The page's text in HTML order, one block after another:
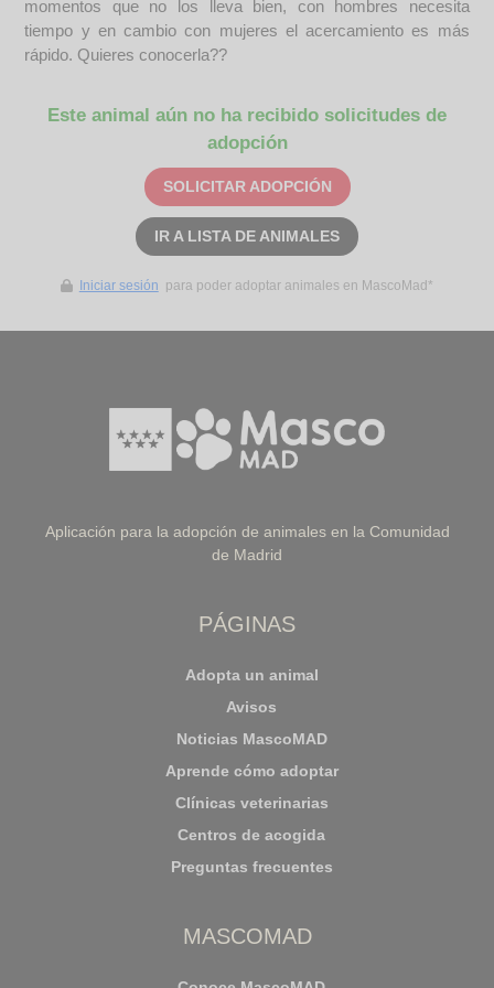
momentos que no los lleva bien, con hombres necesita
tiempo y en cambio con mujeres el acercamiento es más
rápido. Quieres conocerla??
Este animal aún no ha recibido solicitudes de
adopción
SOLICITAR ADOPCIÓN
IR A LISTA DE ANIMALES
Iniciar sesión para poder adoptar animales en MascoMad*
Aplicación para la adopción de animales en la Comunidad
de Madrid
PÁGINAS
Adopta un animal
Avisos
Noticias MascoMAD
Aprende cómo adoptar
Clínicas veterinarias
Centros de acogida
Preguntas frecuentes
MASCOMAD